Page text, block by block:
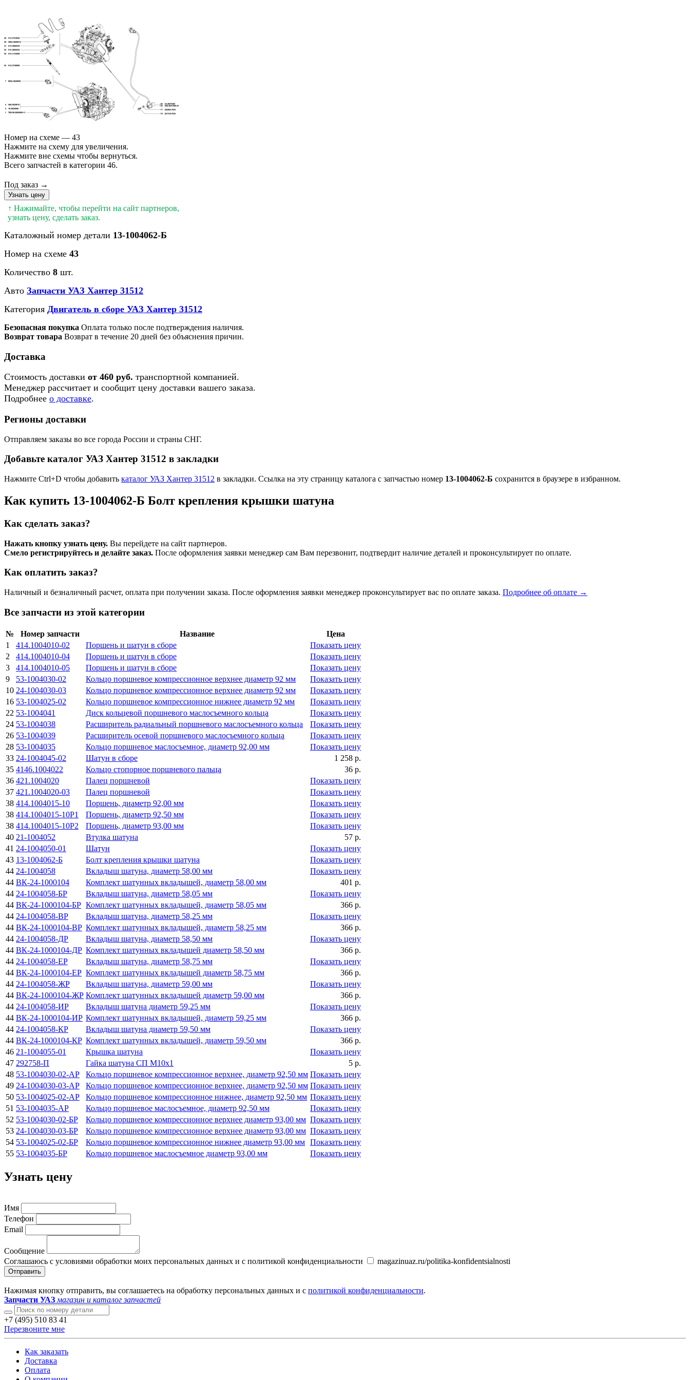
Номер на схеме — 43
Нажмите на схему для увеличения.
Нажмите вне схемы чтобы вернуться.
Всего запчастей в категории 46.
Под заказ →
Узнать цену
↑ Нажимайте, чтобы перейти на сайт партнеров,
узнать цену, сделать заказ.
Каталожный номер детали 13-1004062-Б
Номер на схеме 43
Количество 8 шт.
Авто Запчасти УАЗ Хантер 31512
Категория Двигатель в сборе УАЗ Хантер 31512
Безопасная покупка Оплата только после подтверждения наличия.
Возврат товара Возврат в течение 20 дней без объяснения причин.
Доставка
Стоимость доставки от 460 руб. транспортной компанией.
Менеджер рассчитает и сообщит цену доставки вашего заказа.
Подробнее о доставке.
Регионы доставки
Отправляем заказы во все города России и страны СНГ.
Добавьте каталог УАЗ Хантер 31512 в закладки
Нажмите Ctrl+D чтобы добавить каталог УАЗ Хантер 31512 в закладки. Ссылка на эту страницу каталога с запчастью номер 13-1004062-Б сохранится в браузере в избранном.
Как купить 13-1004062-Б Болт крепления крышки шатуна
Как сделать заказ?
Нажать кнопку узнать цену. Вы перейдете на сайт партнеров.
Смело регистрируйтесь и делайте заказ. После оформления заявки менеджер сам Вам перезвонит, подтвердит наличие деталей и проконсультирует по оплате.
Как оплатить заказ?
Наличный и безналичный расчет, оплата при получении заказа. После оформления заявки менеджер проконсультирует вас по оплате заказа. Подробнее об оплате →
Все запчасти из этой категории
№ Номер запчасти Название
Цена
1
414.1004010-02 Поршень и шатун в сборе
Показать цену
2
414.1004010-04 Поршень и шатун в сборе
Показать цену
3
414.1004010-05 Поршень и шатун в сборе
Показать цену
9
53-1004030-02 Кольцо поршневое компрессионное верхнее диаметр 92 мм
Показать цену
10 24-1004030-03 Кольцо поршневое компрессионное верхнее диаметр 92 мм
Показать цену
16 53-1004025-02 Кольцо поршневое компрессионное нижнее диаметр 92 мм
Показать цену
22 53-1004041 Диск кольцевой поршневого маслосъемного кольца
Показать цену
24 53-1004038 Расширитель радиальный поршневого маслосъемного кольца
Показать цену
26 53-1004039 Расширитель осевой поршневого маслосъемного кольца
Показать цену
28 53-1004035 Кольцо поршневое маслосъемное, диаметр 92,00 мм
Показать цену
33 24-1004045-02 Шатун в сборе
1 258 р.
35 4146.1004022 Кольцо стопорное поршневого пальца
36 р.
36 421.1004020 Палец поршневой
Показать цену
37 421.1004020-03 Палец поршневой
Показать цену
38 414.1004015-10 Поршень, диаметр 92,00 мм
Показать цену
38 414.1004015-10Р1 Поршень, диаметр 92,50 мм
Показать цену
38 414.1004015-10Р2 Поршень, диаметр 93,00 мм
Показать цену
40 21-1004052 Втулка шатуна
57 р.
41 24-1004050-01 Шатун
Показать цену
43 13-1004062-Б Болт крепления крышки шатуна
Показать цену
44 24-1004058 Вкладыш шатуна, диаметр 58,00 мм
Показать цену
44 ВК-24-1000104 Комплект шатунных вкладышей, диаметр 58,00 мм
401 р.
44 24-1004058-БР Вкладыш шатуна, диаметр 58,05 мм
Показать цену
44 ВК-24-1000104-БР Комплект шатунных вкладышей, диаметр 58,05 мм
366 р.
44 24-1004058-ВР Вкладыш шатуна, диаметр 58,25 мм
Показать цену
44 ВК-24-1000104-ВР Комплект шатунных вкладышей, диаметр 58,25 мм
366 р.
44 24-1004058-ДР Вкладыш шатуна, диаметр 58,50 мм
Показать цену
44 ВК-24-1000104-ДР Комплект шатунных вкладышей диаметр 58,50 мм
366 р.
44 24-1004058-ЕР Вкладыш шатуна, диаметр 58,75 мм
Показать цену
44 ВК-24-1000104-ЕР Комплект шатунных вкладышей диаметр 58,75 мм
366 р.
44 24-1004058-ЖР Вкладыш шатуна, диаметр 59,00 мм
Показать цену
44 ВК-24-1000104-ЖР Комплект шатунных вкладышей диаметр 59,00 мм
366 р.
44 24-1004058-ИР Вкладыш шатуна диаметр 59,25 мм
Показать цену
44 ВК-24-1000104-ИР Комплект шатунных вкладышей, диаметр 59,25 мм
366 р.
44 24-1004058-КР Вкладыш шатуна диаметр 59,50 мм
Показать цену
44 ВК-24-1000104-КР Комплект шатунных вкладышей, диаметр 59,50 мм
366 р.
46 21-1004055-01 Крышка шатуна
Показать цену
47 292758-П Гайка шатуна СП М10х1
5 р.
48 53-1004030-02-AР Кольцо поршневое компрессионное верхнее, диаметр 92,50 мм Показать цену
49 24-1004030-03-AР Кольцо поршневое компрессионное верхнее, диаметр 92,50 мм Показать цену
50 53-1004025-02-AР Кольцо поршневое компрессионное нижнее, диаметр 92,50 мм Показать цену
51 53-1004035-AР Кольцо поршневое маслосъемное, диаметр 92,50 мм
Показать цену
52 53-1004030-02-БР Кольцо поршневое компрессионное верхнее диаметр 93,00 мм Показать цену
53 24-1004030-03-БР Кольцо поршневое компрессионное верхнее диаметр 93,00 мм Показать цену
54 53-1004025-02-БР Кольцо поршневое компрессионное нижнее диаметр 93,00 мм Показать цену
55 53-1004035-БР Кольцо поршневое маслосъемное диаметр 93,00 мм Показать цену
Узнать цену
Имя
Телефон
Email
Сообщение
Соглашаюсь с условиями обработки моих персональных данных и с политикой конфиденциальности
magazinuaz.ru/politika-konfidentsialnosti
Отправить
Нажимая кнопку отправить, вы соглашаетесь на обработку персональных данных и с политикой конфиденциальности.
Запчасти УАЗ магазин и каталог запчастей
+7 (495) 510 83 41
Перезвоните мне
Как заказать
Доставка
Оплата